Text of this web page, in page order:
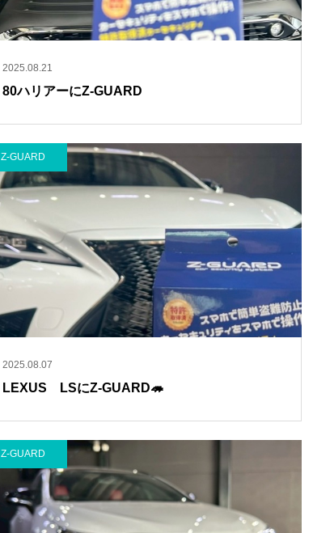
2025.08.21
80ハリアーにZ-GUARD
2025.08.07
LEXUS LSにZ-GUARD🦔
Z-GUARD
Z-GUARD